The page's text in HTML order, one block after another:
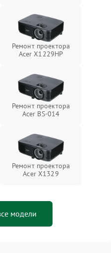
Ремонт проектора
Acer X1229HP
Ремонт проектора
Acer BS-014
Ремонт проектора
Acer X1329
модели